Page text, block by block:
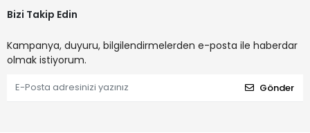
Bizi Takip Edin
Kampanya, duyuru, bilgilendirmelerden e-posta ile haberdar
olmak istiyorum.
Gönder